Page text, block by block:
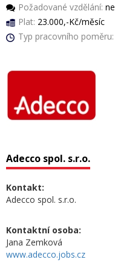
Požadované vzdělání:
Plat: 23.000,-Kč/měsíc
Typ pracovního poměru:
Adecco spol. s.r.o.
Kontakt:
Adecco spol. s.r.o.
Kontaktní osoba:
Jana Zemková
www.adecco.jobs.cz